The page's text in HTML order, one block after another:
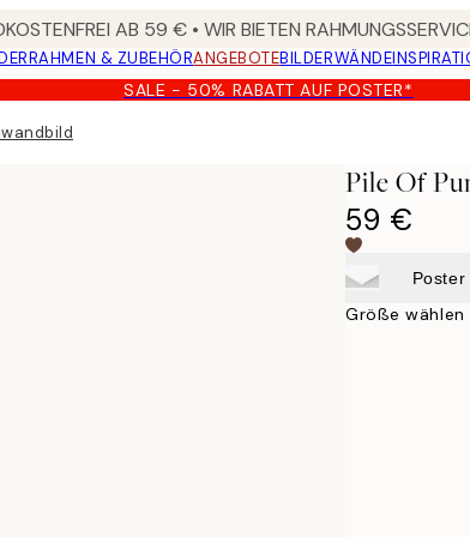
AB 59 € • WIR BIETEN
RAHMEN & ZUBEHÖRANGEBOTEBILDERWÄNDE
SALE - 50% RABATT AUF POSTER*
Pile Of
59 €
Poster
Größe wählen